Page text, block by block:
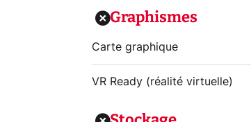
Graphismes
Carte graphique
VR Ready (réalité virtuelle)